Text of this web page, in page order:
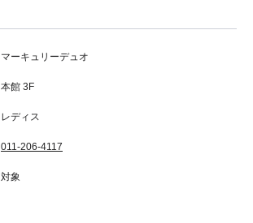
マーキュリーデュオ
本館 3F
レディス
011-206-4117
対象